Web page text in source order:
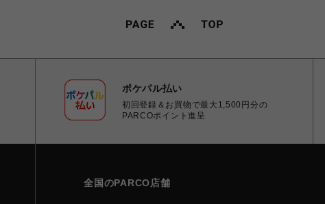
ポケパル払い
初回登録＆お買物で最大1,500円分の
PARCOポイント進呈
全国のPARCO店舗